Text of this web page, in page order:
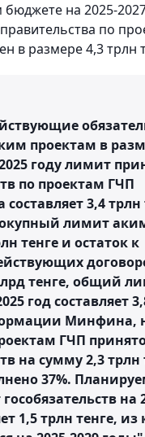
бюджете на 2025-
по
в размере 4,3 трлн
проектам в
году лимит
по проектам ГЧП
составляет 3,4 трлн
лимит
тенге и остаток к
тенге, общий
год составляет
Минфина,
ГЧП
на сумму 2,3 трлн
37%.
на
1,5 трлн тенге,